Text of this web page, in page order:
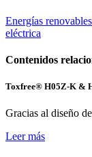
Energías renovables
eléctrica
Contenidos
Toxfree® H05Z-K &
Gracias al diseño
Leer más